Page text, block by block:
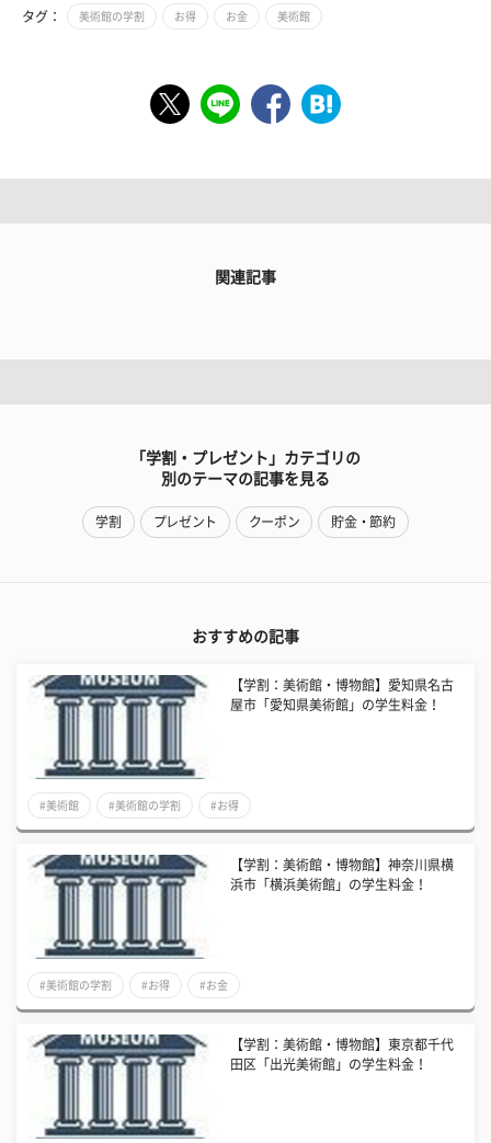
タグ： 美術館の学割 お得 お金 美術館
関連記事
「学割・プレゼント」カテゴリの
別のテーマの記事を見る
学割 プレゼント クーポン 貯金・節約
おすすめの記事
【学割：美術館・博物館】愛知県名古
屋市「愛知県美術館」の学生料金！
#美術館 #美術館の学割 #お得
【学割：美術館・博物館】神奈川県横
浜市「横浜美術館」の学生料金！
#美術館の学割 #お得 #お金
【学割：美術館・博物館】東京都千代
田区「出光美術館」の学生料金！